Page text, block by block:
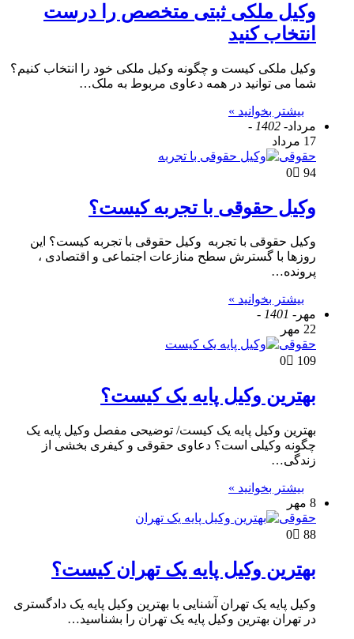
وکیل ملکی ثبتی متخصص را درست
انتخاب کنید
وکیل ملکی کیست و چگونه وکیل ملکی خود را انتخاب کنیم؟
شما می توانید در همه دعاوی مربوط به ملک…
بیشتر بخوانید »
مرداد- 1402 -
17 مرداد
حقوقی
0
94
وکیل حقوقی با تجربه کیست؟
وکیل حقوقی با تجربه وکیل حقوقی با تجربه کیست؟ این
روزها با گسترش سطح منازعات اجتماعی و اقتصادی ،
پرونده…
بیشتر بخوانید »
مهر - 1401 -
22 مهر
حقوقی
0
109
بهترین وکیل پایه یک کیست؟
بهترین وکیل پایه یک کیست/ توضیحی مفصل وکیل پایه یک
چگونه وکیلی است؟ دعاوی حقوقی و کیفری بخشی از
زندگی…
بیشتر بخوانید »
8 مهر
حقوقی
0
88
بهترین وکیل پایه یک تهران کیست؟
وکیل پایه یک تهران آشنایی با بهترین وکیل پایه یک دادگستری
در تهران بهترین وکیل پایه یک تهران را بشناسید…